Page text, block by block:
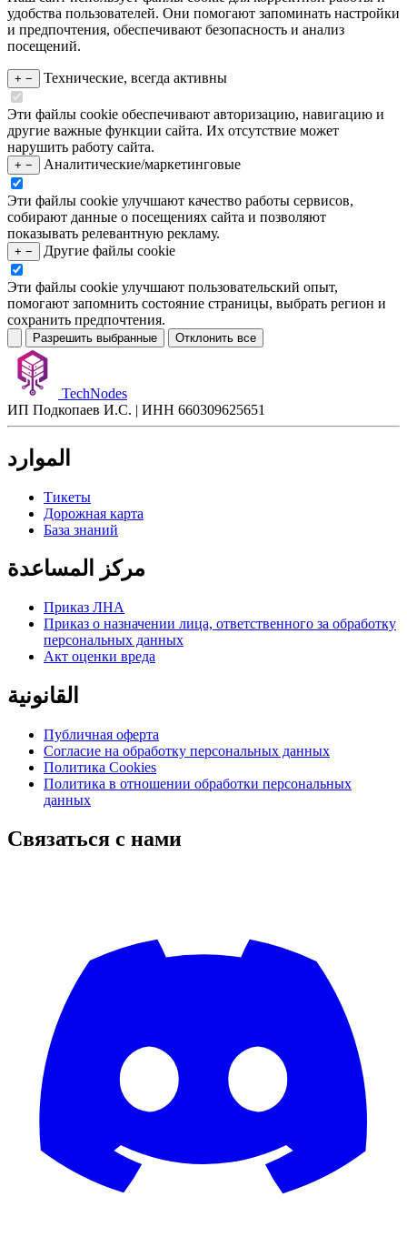
удобства пользователей. Они помогают запоминать настройки
и предпочтения, обеспечивают безопасность и анализ
посещений.
+ − Технические, всегда активны
Эти файлы cookie обеспечивают авторизацию, навигацию и
другие важные функции сайта. Их отсутствие может
нарушить работу сайта.
+ − Аналитические/маркетинговые
Эти файлы cookie улучшают качество работы сервисов,
собирают данные о посещениях сайта и позволяют
показывать релевантную рекламу.
+ − Другие файлы cookie
Эти файлы cookie улучшают пользовательский опыт,
помогают запомнить состояние страницы, выбрать регион и
сохранить предпочтения.
Разрешить выбранные Отклонить все
TechNodes
ИП Подкопаев И.С. | ИНН 660309625651
الموارد
Тикеты
Дорожная карта
База знаний
مركز المساعدة
Приказ ЛНА
Приказ о назначении лица, ответственного за обработку
персональных данных
Акт оценки вреда
القانونية
Публичная оферта
Согласие на обработку персональных данных
Политика Cookies
Политика в отношении обработки персональных
данных
Связаться с нами